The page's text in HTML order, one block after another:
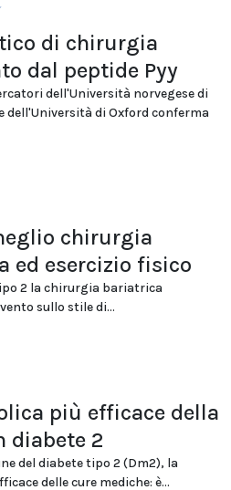
di chirurgia
dal peptide Pyy
dell'Università norvegese di
dell'Università di Oxford conferma
chirurgia
ed esercizio fisico
2 la chirurgia bariatrica
sullo stile di...
più efficace della
diabete 2
del diabete tipo 2 (Dm2), la
delle cure mediche: è...